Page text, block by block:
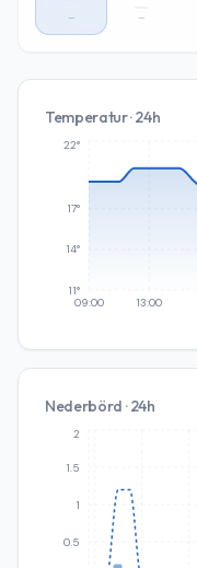
– –
Temperatur · 24h
09:00 13:00
11°
14°
17°
22°
Nederbörd · 24h
0.5
1
1.5
2